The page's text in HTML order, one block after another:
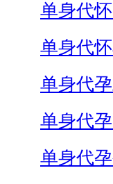
单身代
单身代
单身代
单身代
单身代